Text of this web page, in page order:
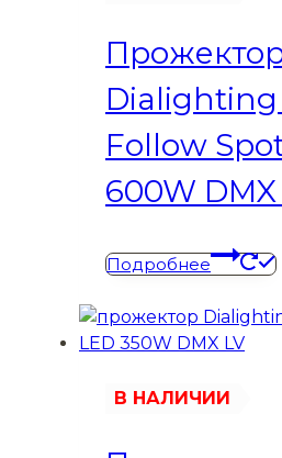
Dialighting
Follow
600W DMX
Подробнее
В НАЛИЧИИ